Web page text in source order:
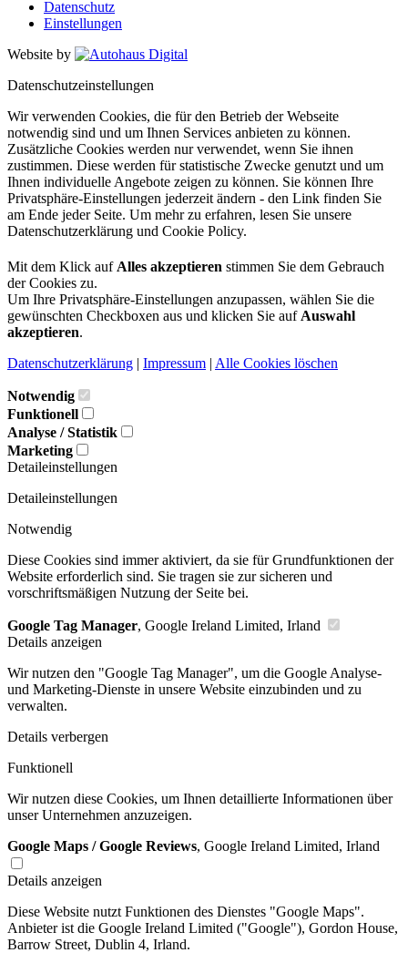
Datenschutz
Einstellungen
Website by
Datenschutzeinstellungen
Wir verwenden Cookies, die für den Betrieb der Webseite
notwendig sind und um Ihnen Services anbieten zu können.
Zusätzliche Cookies werden nur verwendet, wenn Sie ihnen
zustimmen. Diese werden für statistische Zwecke genutzt und um
Ihnen individuelle Angebote zeigen zu können. Sie können Ihre
Privatsphäre-Einstellungen jederzeit ändern - den Link finden Sie
am Ende jeder Seite. Um mehr zu erfahren, lesen Sie unsere
Datenschutzerklärung und Cookie Policy.
Mit dem Klick auf Alles akzeptieren stimmen Sie dem Gebrauch
der Cookies zu.
Um Ihre Privatsphäre-Einstellungen anzupassen, wählen Sie die
gewünschten Checkboxen aus und klicken Sie auf Auswahl
akzeptieren.
Datenschutzerklärung | Impressum | Alle Cookies löschen
Notwendig
Funktionell
Analyse / Statistik
Marketing
Detaileinstellungen
Detaileinstellungen
Notwendig
Diese Cookies sind immer aktiviert, da sie für Grundfunktionen der
Website erforderlich sind. Sie tragen sie zur sicheren und
vorschriftsmäßigen Nutzung der Seite bei.
Google Tag Manager, Google Ireland Limited, Irland
Details anzeigen
Wir nutzen den "Google Tag Manager", um die Google Analyse-
und Marketing-Dienste in unsere Website einzubinden und zu
verwalten.
Details verbergen
Funktionell
Wir nutzen diese Cookies, um Ihnen detaillierte Informationen über
unser Unternehmen anzuzeigen.
Google Maps / Google Reviews, Google Ireland Limited, Irland
Details anzeigen
Diese Website nutzt Funktionen des Dienstes "Google Maps".
Anbieter ist die Google Ireland Limited ("Google"), Gordon House,
Barrow Street, Dublin 4, Irland.